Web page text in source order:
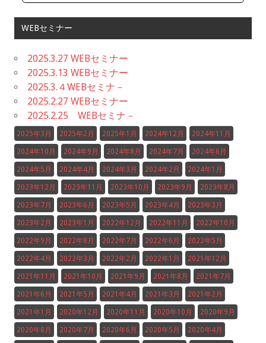
WEBセミナー
2025.3.27 WEBセミナー
2025.3.13 WEBセミナー
2025.3.４WEBセミナ－
2025.2.27 WEBセミナー
2025.2.25 WEBセミナ－
2025年3月 2025年2月 2025年1月 2024年12月 2024年11月
2024年10月 2024年9月 2024年8月 2024年7月 2024年6月
2024年5月 2024年4月 2024年3月 2024年2月 2024年1月
2023年12月 2023年11月 2023年10月 2023年9月 2023年8月
2023年7月 2023年6月 2023年5月 2023年4月 2023年3月
2023年2月 2023年1月 2022年12月 2022年11月 2022年10月
2022年9月 2022年8月 2022年7月 2022年6月 2022年5月
2022年4月 2022年3月 2022年2月 2022年1月 2021年12月
2021年11月 2021年10月 2021年9月 2021年8月 2021年7月
2021年6月 2021年5月 2021年4月 2021年3月 2021年2月
2021年1月 2020年12月 2020年11月 2020年10月 2020年9月
2020年8月 2020年7月 2020年6月 2020年5月 2020年4月